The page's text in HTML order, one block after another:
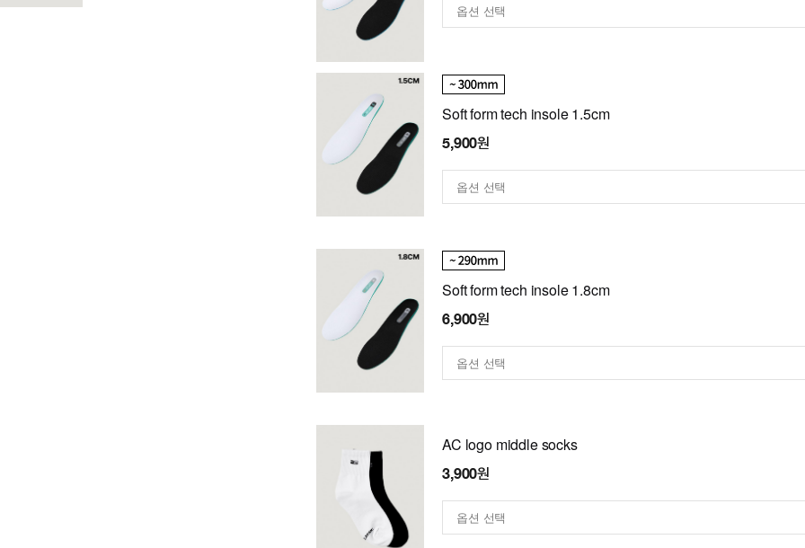
Soft form tech insole 1.5cm
5,900원
Soft form tech insole 1.8cm
6,900원
AC logo middle socks
3,900원